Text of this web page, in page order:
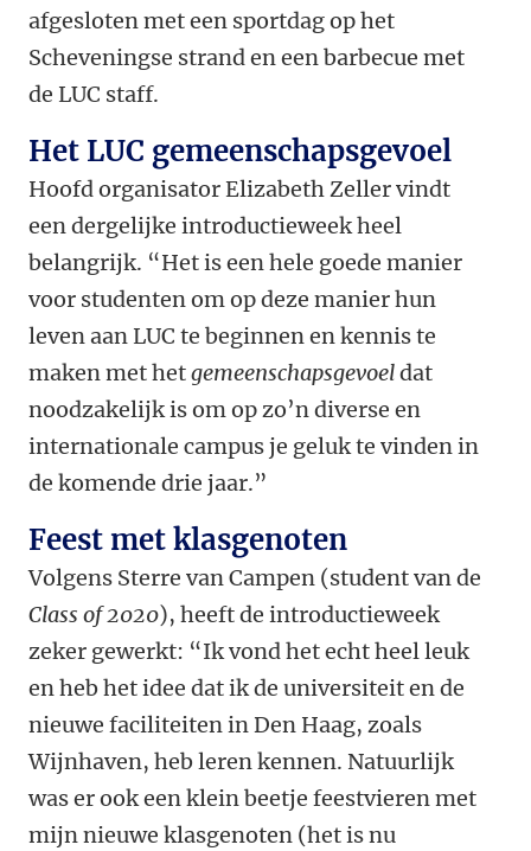
afgesloten met een sportdag op het
Scheveningse strand en een barbecue met
de LUC staff.
Het LUC gemeenschapsgevoel
Hoofd organisator Elizabeth Zeller vindt
een dergelijke introductieweek heel
belangrijk. “Het is een hele goede manier
voor studenten om op deze manier hun
leven aan LUC te beginnen en kennis te
maken met hetgemeenschapsgevoeldat
noodzakelijk is om op zo’n diverse en
internationale campus je geluk te vinden in
de komende drie jaar.”
Feest met klasgenoten
Volgens Sterre van Campen (student van de
Class of 2020), heeft de introductieweek
zeker gewerkt: “Ik vond het echt heel leuk
en heb het idee dat ik de universiteit en de
nieuwe faciliteiten in Den Haag, zoals
Wijnhaven, heb leren kennen. Natuurlijk
was er ook een klein beetje feestvieren met
mijn nieuwe klasgenoten (het is nu